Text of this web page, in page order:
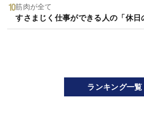
筋肉が全て
すさまじく仕事ができる人の「休日
ランキング一覧